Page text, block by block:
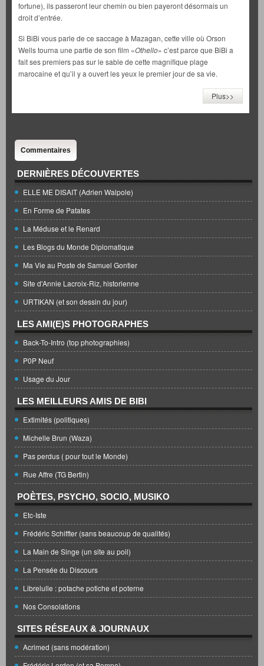
fortune), ils passeront leur chemin ou bien payeront désormais un
droit d’entrée.
Si BiBi vous parle de ce saccage à Mazagan, cette ville où Orson
Wells tourna une partie de son film «Othello» c’est parce que BiBi a
fait ses premiers pas sur le sable de cette magnifique plage
marocaine et qu’il y a ouvert les yeux le premier jour de sa vie.
Plus>>
Commentaires
DERNIÈRES DÉCOUVERTES
ELLE ME DISAIT (Adrien Walpole)
En Forme de Patates
La Méduse et le Renard
Les Blogs du Monde Diplomatique
Ma Vie au Poste de Samuel Gontier
Site d'Annie Lacroix-Riz, historienne
URTIKAN (et son dessin du jour)
LES AMI(E)S PHOTOGRAPHES
Back-To-Intro (top photographies)
P0P Neuf
Usage du Jour
LES MEILLEURS AMIS DE BIBI
Extimités (politiques)
Michelle Brun (Waza)
Pas perdus ( pour tout le Monde)
Rue Affre (TG Bertin)
POÈTES, PSYCHO, SOCIO, MUSIKO
Etc-Iste
Frédéric Schiffter (sans beaucoup de qualités)
La Main de Singe (un site au poil)
La Pensée du Discours
Librelulle : potache potiche et poterne
Nos Consolations
SITES RÉSEAUX & JOURNAUX
Acrimed (sans modération)